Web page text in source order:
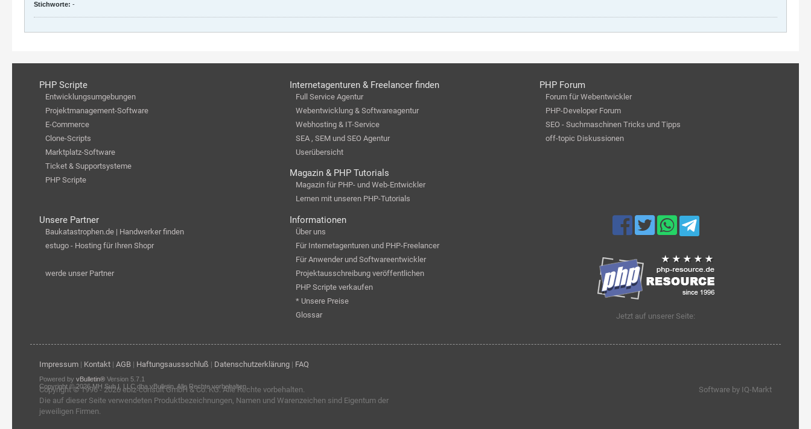
Stichworte: -
PHP Scripte
Entwicklungsumgebungen
Projektmanagement-Software
E-Commerce
Clone-Scripts
Marktplatz-Software
Ticket & Supportsysteme
PHP Scripte
Internetagenturen & Freelancer finden
Full Service Agentur
Webentwicklung & Softwareagentur
Webhosting & IT-Service
SEA , SEM und SEO Agentur
Userübersicht
Magazin & PHP Tutorials
Magazin für PHP- und Web-Entwickler
Lernen mit unseren PHP-Tutorials
PHP Forum
Forum für Webentwickler
PHP-Developer Forum
SEO - Suchmaschinen Tricks und Tipps
off-topic Diskussionen
Unsere Partner
Baukatastrophen.de | Handwerker finden
estugo - Hosting für Ihren Shopr
werde unser Partner
Informationen
Über uns
Für Internetagenturen und PHP-Freelancer
Für Anwender und Softwareentwickler
Projektausschreibung veröffentlichen
PHP Scripte verkaufen
* Unsere Preise
Glossar
Jetzt auf unserer Seite:
Impressum| Kontakt| AGB| Haftungsaussschluß | Datenschutzerklärung| FAQ
Copyright © 1996 - 2026 ebiz-consult GmbH & Co. KG. Alle Rechte vorbehalten.
Die auf dieser Seite verwendeten Produktbezeichnungen, Namen und Warenzeichen sind Eigentum der
jeweiligen Firmen.
Software by IQ-Markt
Powered by vBulletin®Version 5.7.1
Copyright © 2026 MH Sub I, LLC dba vBulletin. Alle Rechte vorbehalten.